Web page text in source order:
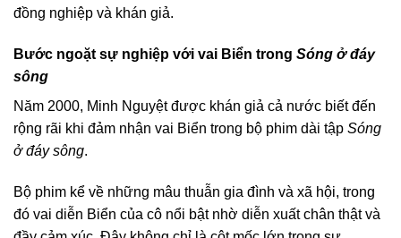
đồng nghiệp và khán giả.
Bước ngoặt sự nghiệp với vai Biển trong Sóng ở đáy
sông
Năm 2000, Minh Nguyệt được khán giả cả nước biết đến
rộng rãi khi đảm nhận vai Biển trong bộ phim dài tập Sóng
ở đáy sông.
Bộ phim kể về những mâu thuẫn gia đình và xã hội, trong
đó vai diễn Biển của cô nổi bật nhờ diễn xuất chân thật và